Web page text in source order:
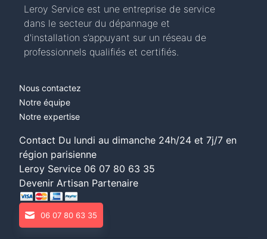
Leroy Service est une entreprise de service
dans le secteur du dépannage et
d'installation s’appuyant sur un réseau de
professionnels qualifiés et certifiés.
Nous contactez
Notre équipe
Notre expertise
Contact Du lundi au dimanche 24h/24 et 7j/7 en
région parisienne
Leroy Service 06 07 80 63 35
Devenir Artisan Partenaire
06 07 80 63 35